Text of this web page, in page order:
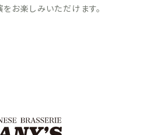
お楽しみいただけます。